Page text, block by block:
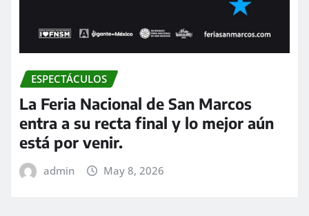
ESPECTÁCULOS
La Feria Nacional de San Marcos
entra a su recta final y lo mejor aún
está por venir.
admin May 8, 2026